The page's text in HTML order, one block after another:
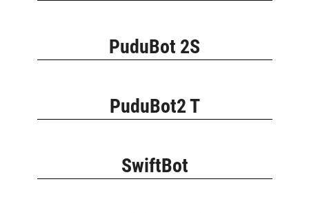
PuduBot 2S
PuduBot2 T
SwiftBot